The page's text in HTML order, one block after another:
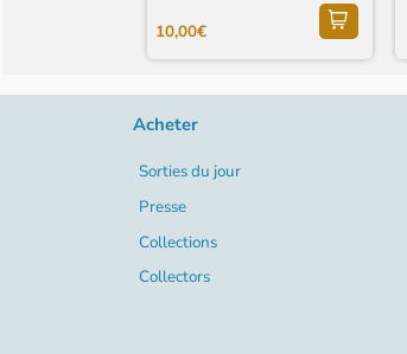
10,00€
Acheter
Sorties du jour
Presse
Collections
Collectors